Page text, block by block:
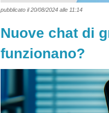
pubblicato il 20/08/2024 alle 11:14
Nuove chat di
funzionano?